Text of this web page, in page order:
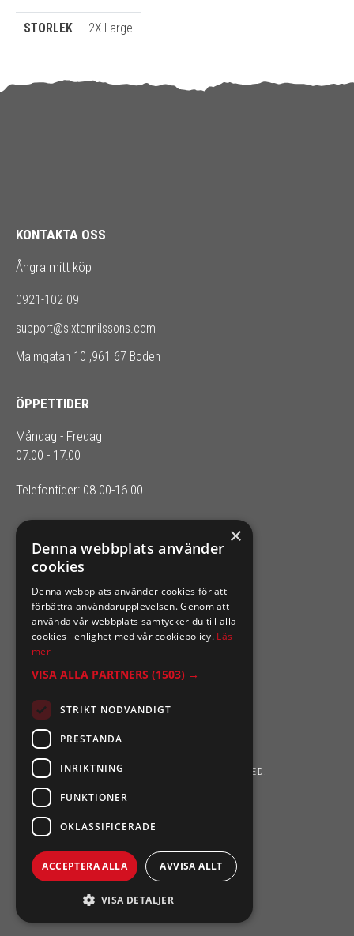
STORLEK 2X-Large
KONTAKTA OSS
Ångra mitt köp
0921-102 09
support@sixtennilssons.com
Malmgatan 10 ,961 67 Boden
ÖPPETTIDER
Måndag - Fredag
07:00 - 17:00
Telefontider: 08.00-16.00
SIXTEN NILSSONS
Organisationsnummer 556164-2652
SIXTEN NILSSONS 2026. ALL RIGHTS RESERVED.
POWERED BY EMPORI CMS
×
Denna webbplats använder
cookies
Denna webbplats använder cookies för att
förbättra användarupplevelsen. Genom att
använda vår webbplats samtycker du till alla
cookies i enlighet med vår cookiepolicy. Läs
mer
VISA ALLA PARTNERS (1503) →
STRIKT NÖDVÄNDIGT
PRESTANDA
INRIKTNING
FUNKTIONER
OKLASSIFICERADE
ACCEPTERA ALLA AVVISA ALLT
VISA DETALJER